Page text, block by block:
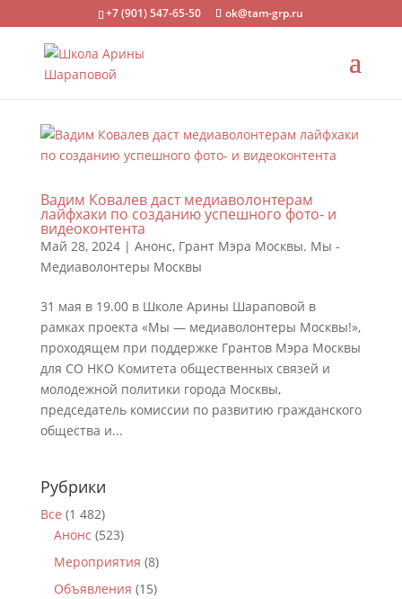
+7 (901) 547-65-50 ok@tam-grp.ru
Вадим Ковалев даст медиаволонтерам
лайфхаки по созданию успешного фото- и
видеоконтента
Май 28, 2024| Анонс, Грант Мэра Москвы. Мы -
Медиаволонтеры Москвы
31 мая в 19.00 в Школе Арины Шараповой в
рамках проекта «Мы — медиаволонтеры Москвы!»,
проходящем при поддержке Грантов Мэра Москвы
для СО НКО Комитета общественных связей и
молодежной политики города Москвы,
председатель комиссии по развитию гражданского
общества и...
Рубрики
Все (1 482)
Анонс (523)
Мероприятия (8)
Объявления (15)